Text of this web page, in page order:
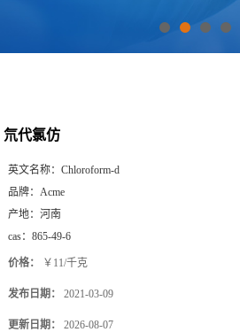
氘代氯仿
英文名称： Chloroform-d
品牌： Acme
产地： 河南
cas： 865-49-6
价格： ￥11/千克
发布日期： 2021-03-09
更新日期： 2026-08-07